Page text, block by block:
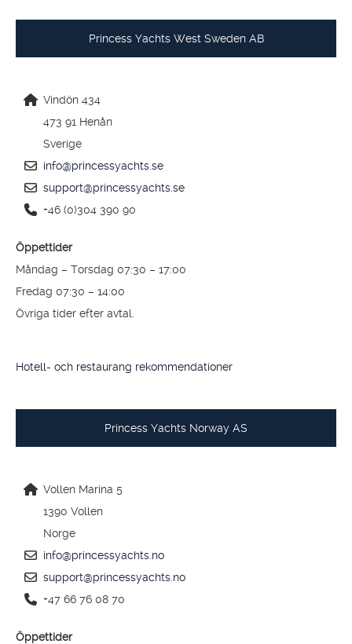
Princess Yachts West Sweden AB
Vindön 434
473 91 Henån
Sverige
info@princessyachts.se
support@princessyachts.se
+46 (0)304 390 90
Öppettider
Måndag – Torsdag 07:30 – 17:00
Fredag 07:30 – 14:00
Övriga tider efter avtal.
Hotell- och restaurang rekommendationer
Princess Yachts Norway AS
Vollen Marina 5
1390 Vollen
Norge
info@princessyachts.no
support@princessyachts.no
+47 66 76 08 70
Öppettider